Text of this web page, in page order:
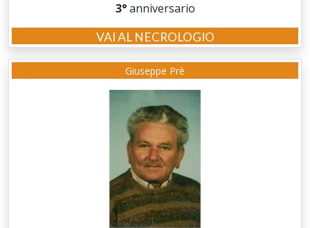
3°anniversario
VAI AL NECROLOGIO
Giuseppe Prè